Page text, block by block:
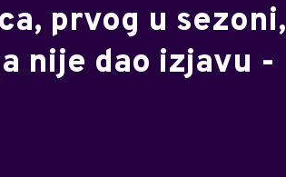
prvog u sezoni,
nije dao izjavu -